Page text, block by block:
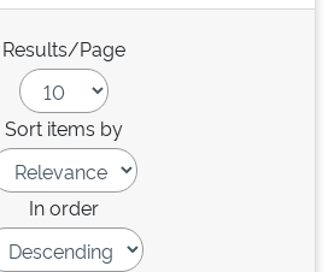
Results/Page
Sort items by
In order